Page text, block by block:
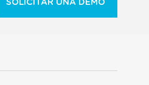
SOLICITAR UNA DEMO